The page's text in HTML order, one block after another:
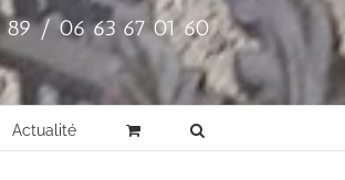
89 / 06 63 67 01 60
Actualité